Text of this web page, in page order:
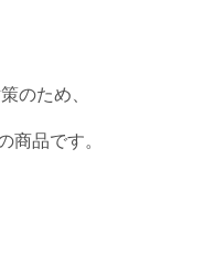
のため、
品です。